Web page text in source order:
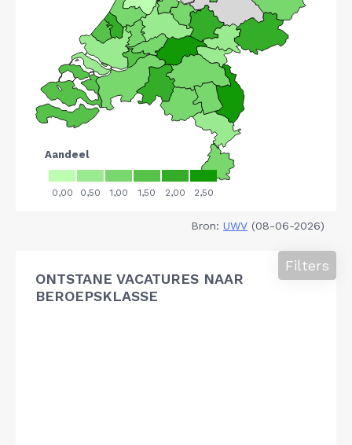
Bron: UWV (08-06-2026)
ONTSTANE VACATURES NAAR
BEROEPSKLASSE
Filters